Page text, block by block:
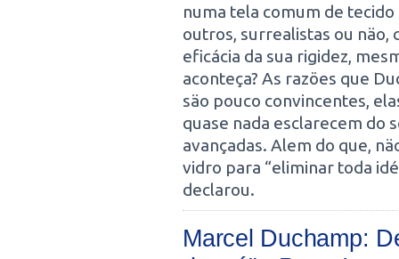
numa tela comum de
outros, surrealistas ou näo,
eficácia da sua rigidez,
aconteça? As razöes que
säo pouco convincentes,
quase nada esclarecem do
avançadas. Alem do que,
vidro para “eliminar toda
declarou.
Marcel Duchamp: